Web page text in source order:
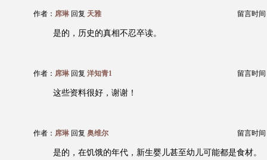
作者： 席琳 回复 天雅 留言时间
是的，历史的真相不忍卒读。
作者： 席琳 回复 洋知青1 留言时间
这些资料很好，谢谢！
作者： 席琳 回复 奥维尔 留言时间
是的，在饥饿的年代，新生婴儿甚至幼儿可能都是食材。